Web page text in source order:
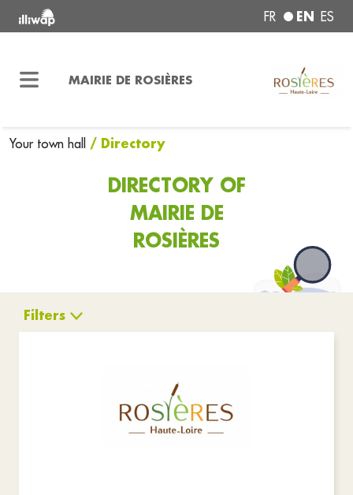
FR EN ES
MAIRIE DE ROSIÈRES
Your town hall / Directory
DIRECTORY OF
MAIRIE DE
ROSIÈRES
Filters
Health and solidarity
Hobbies Tourism
Emergency Practical life